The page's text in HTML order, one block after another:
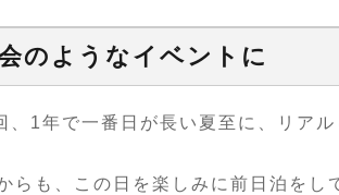
のようなイベントに
、1年で一番日が長い夏至に、リア
らも、この日を楽しみに前日泊をし